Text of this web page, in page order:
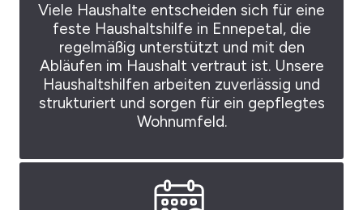
Viele Haushalte entscheiden sich für eine
feste Haushaltshilfe in Ennepetal, die
regelmäßig unterstützt und mit den
Abläufen im Haushalt vertraut ist. Unsere
Haushaltshilfen arbeiten zuverlässig und
strukturiert und sorgen für ein gepflegtes
Wohnumfeld.